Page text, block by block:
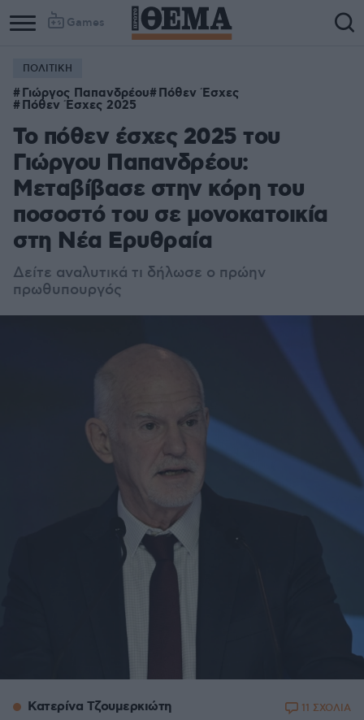
Games
ΠΟΛΙΤΙΚΗ
Γιώργος Παπανδρέου Πόθεν Έσχες
Πόθεν Έσχες 2025
Το πόθεν έσχες 2025 του
Γιώργου Παπανδρέου:
Μεταβίβασε στην κόρη του
ποσοστό του σε μονοκατοικία
στη Νέα Ερυθραία
Δείτε αναλυτικά τι δήλωσε ο πρώην
πρωθυπουργός
Κατερίνα Τζουμερκιώτη 11 ΣΧΟΛΙΑ